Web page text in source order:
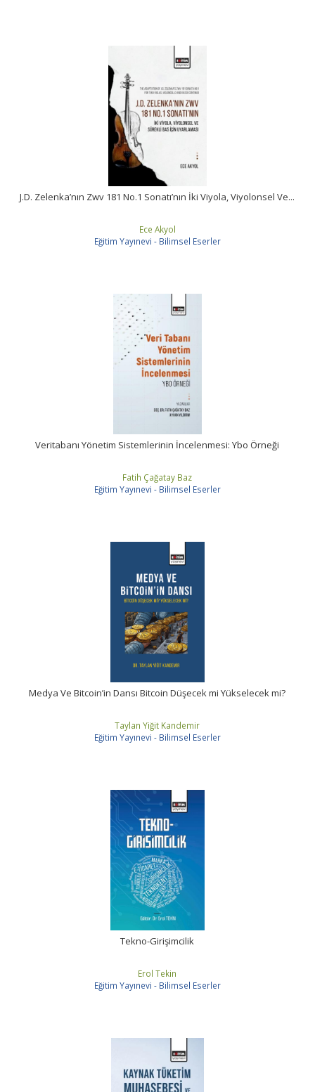
J.D. Zelenka’nın Zwv 181 No.1 Sonatı’nın İki Viyola, Viyolonsel Ve...
Ece Akyol
Eğitim Yayınevi - Bilimsel Eserler
Veritabanı Yönetim Sistemlerinin İncelenmesi: Ybo Örneği
Fatih Çağatay Baz
Eğitim Yayınevi - Bilimsel Eserler
Medya Ve Bitcoin’in Dansı Bitcoin Düşecek mi Yükselecek mi?
Taylan Yiğit Kandemir
Eğitim Yayınevi - Bilimsel Eserler
Tekno-Girişimcilik
Erol Tekin
Eğitim Yayınevi - Bilimsel Eserler